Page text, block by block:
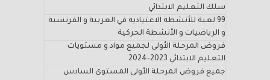
سلك التعليم الابتدائي
99 لعبة للأنشطة الاعتيادية في العربية و الفرنسية
و الرياضيات و الأنشطة الحركية
فروض المرحلة الأولى لجميع مواد و مستويات
التعليم الابتدائي 2023-2024
جميع فروض المرحلة الأولى المستوى السادس